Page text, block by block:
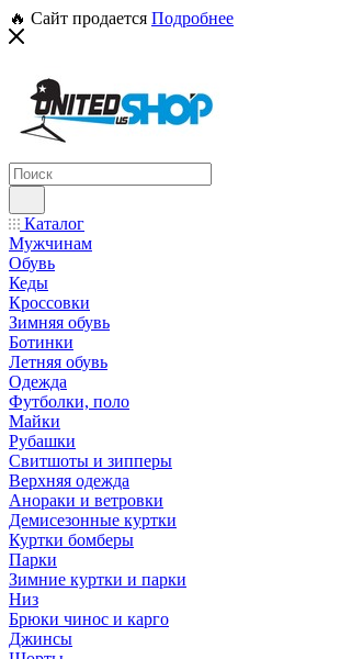
🔥 Сайт продается Подробнее
Каталог
Мужчинам
Обувь
Кеды
Кроссовки
Зимняя обувь
Ботинки
Летняя обувь
Одежда
Футболки, поло
Майки
Рубашки
Свитшоты и зипперы
Верхняя одежда
Анораки и ветровки
Демисезонные куртки
Куртки бомберы
Парки
Зимние куртки и парки
Низ
Брюки чинос и карго
Джинсы